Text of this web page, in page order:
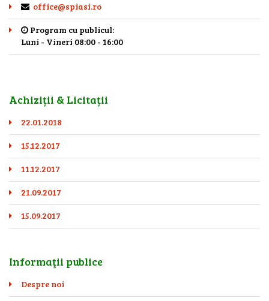
office@spiasi.ro
Program cu publicul:
Luni - Vineri 08:00 - 16:00
Achiziții & Licitații
22.01.2018
15.12.2017
11.12.2017
21.09.2017
15.09.2017
Informaţii publice
Despre noi